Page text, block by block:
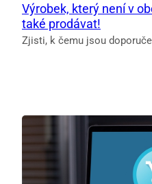
Výrobek, který není v
také prodávat!
Zjisti, k čemu jsou